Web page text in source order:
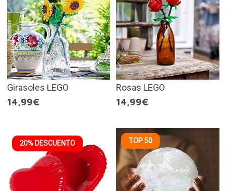
Girasoles LEGO
14,99€
Rosas LEGO
14,99€
20% DESCUENTO TOP 50